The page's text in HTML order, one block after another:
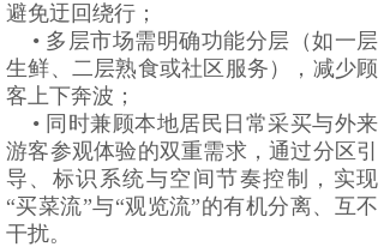
避免迂回绕行；
• 多层市场需明确功能分层（如一层
生鲜、二层熟食或社区服务），减少顾
客上下奔波；
• 同时兼顾本地居民日常采买与外来
游客参观体验的双重需求，通过分区引
导、标识系统与空间节奏控制，实现
“买菜流”与“观览流”的有机分离、互不
干扰。